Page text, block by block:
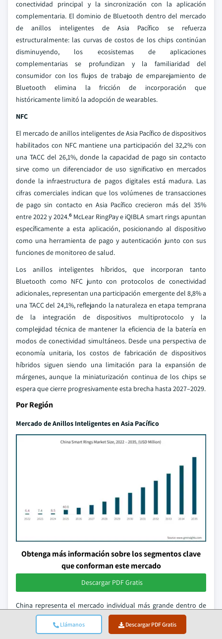
Llámanos Descargar PDF Gratis
conectividad principal y la sincronización con la aplicación
complementaria. El dominio de Bluetooth dentro del mercado
de anillos inteligentes de Asia Pacífico se refuerza
estructuralmente: las curvas de costos de los chips continúan
disminuyendo, los ecosistemas de aplicaciones
complementarias se profundizan y la familiaridad del
consumidor con los flujos de trabajo de emparejamiento de
Bluetooth elimina la fricción de incorporación que
históricamente limitó la adopción de wearables.
NFC
El mercado de anillos inteligentes de Asia Pacífico de dispositivos
habilitados con NFC mantiene una participación del 32,2% con
una TACC del 26,1%, donde la capacidad de pago sin contacto
sirve como un diferenciador de uso significativo en mercados
donde la infraestructura de pagos digitales está madura. Las
cifras comerciales indican que los volúmenes de transacciones
de pago sin contacto en Asia Pacífico crecieron más del 35%
entre 2022 y 2024.⁶ McLear RingPay e iQIBLA smart rings apuntan
específicamente a esta aplicación, posicionando al dispositivo
como una herramienta de pago y autenticación junto con sus
funciones de monitoreo de salud.
Los anillos inteligentes híbridos, que incorporan tanto
Bluetooth como NFC junto con protocolos de conectividad
adicionales, representan una participación emergente del 8,8% a
una TACC del 24,1%, reflejando la naturaleza en etapa temprana
de la integración de dispositivos multiprotocolo y la
complejidad técnica de mantener la eficiencia de la batería en
modos de conectividad simultáneos. Desde una perspectiva de
economía unitaria, los costos de fabricación de dispositivos
híbridos siguen siendo una limitación para la expansión de
márgenes, aunque la miniaturización continua de los chips se
espera que cierre progresivamente esta brecha hasta 2027–2029.
Por Región
Mercado de Anillos Inteligentes en Asia Pacífico
Obtenga más información sobre los segmentos clave
que conforman este mercado
Descargar PDF Gratis
China representa el mercado individual más grande dentro de
Asia Pacífico, representando el 25% de los ingresos regionales
con una TACC del 27,2% hasta 2035. La escala del mercado se